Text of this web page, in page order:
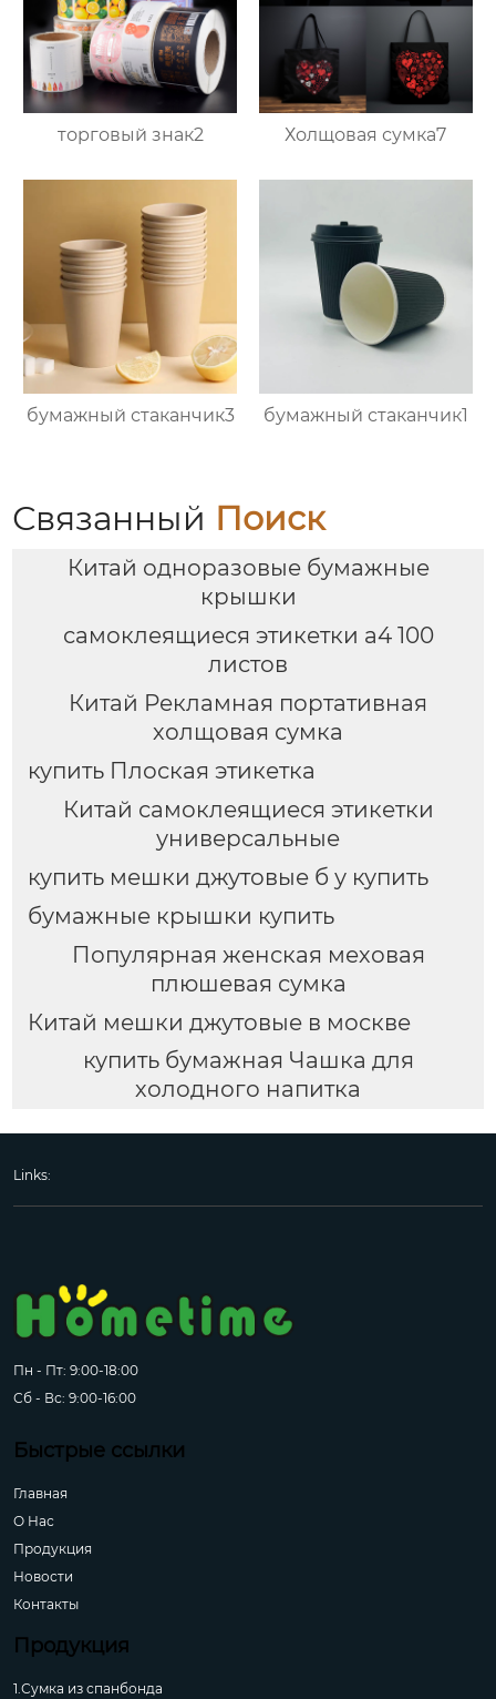
торговый знак2 Холщовая сумка7
бумажный стаканчик3 бумажный стаканчик1
Связанный Поиск
Китай одноразовые бумажные
крышки
самоклеящиеся этикетки а4 100
листов
Китай Рекламная портативная
холщовая сумка
купить Плоская этикетка
Китай самоклеящиеся этикетки
универсальные
купить мешки джутовые б у купить
бумажные крышки купить
Популярная женская меховая
плюшевая сумка
Китай мешки джутовые в москве
купить бумажная Чашка для
холодного напитка
Links:
Пн - Пт: 9:00-18:00
Сб - Вс: 9:00-16:00
Быстрые ссылки
Главная
О Hас
Продукция
Новости
Контакты
Продукция
1.Сумка из спанбонда